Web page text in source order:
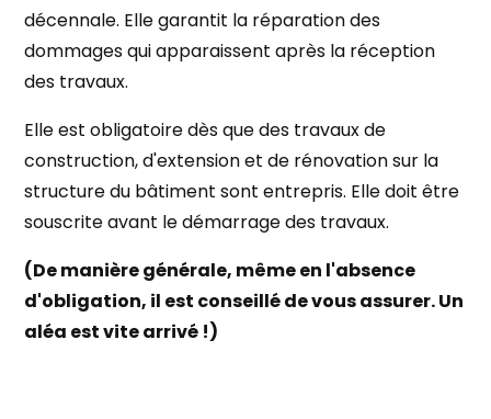
décennale. Elle garantit la réparation des
dommages qui apparaissent après la réception
des travaux.
Elle est obligatoire dès que des travaux de
construction, d'extension et de rénovation sur la
structure du bâtiment sont entrepris. Elle doit être
souscrite avant le démarrage des travaux.
(De manière générale, même en l'absence
d'obligation, il est conseillé de vous assurer. Un
aléa est vite arrivé !)